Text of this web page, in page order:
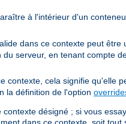
à l'intérieur d'un
dans ce contexte peut
serveur, en tenant compte
contexte, cela signifie qu'elle
la définition de l'option
contexte désigné ; si vous